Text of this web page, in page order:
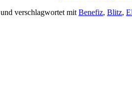
und verschlagwortet mit Benefiz, Blitz,